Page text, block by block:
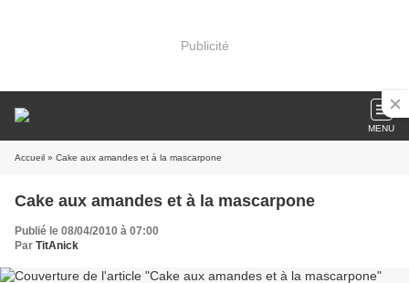
Publicité
MENU
Accueil » Cake aux amandes et à la mascarpone
Cake aux amandes et à la mascarpone
Publié le 08/04/2010 à 07:00
Par TitAnick